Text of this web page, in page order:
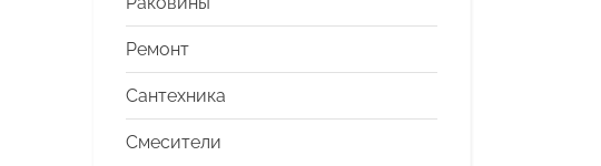
Ремонт
Сантехника
Смесители